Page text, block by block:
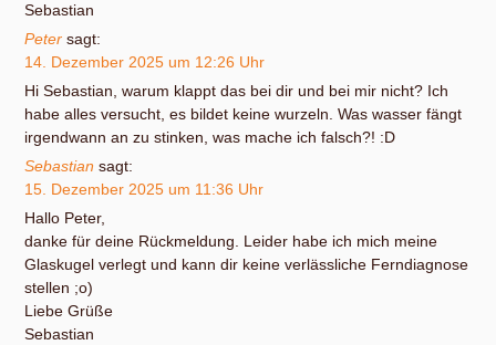
Sebastian
Peter sagt:
14. Dezember 2025 um 12:26 Uhr
Hi Sebastian, warum klappt das bei dir und bei mir nicht? Ich
habe alles versucht, es bildet keine wurzeln. Was wasser fängt
irgendwann an zu stinken, was mache ich falsch?! :D
Sebastian sagt:
15. Dezember 2025 um 11:36 Uhr
Hallo Peter,
danke für deine Rückmeldung. Leider habe ich mich meine
Glaskugel verlegt und kann dir keine verlässliche Ferndiagnose
stellen ;o)
Liebe Grüße
Sebastian